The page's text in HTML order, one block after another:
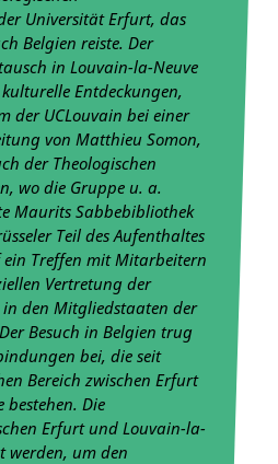
Universität Erfurt, das
Belgien reiste. Der
in Louvain-la-Neuve
Entdeckungen,
der UCLouvain bei einer
von Matthieu Somon,
der Theologischen
wo die Gruppe u. a.
Maurits Sabbebibliothek
Teil des Aufenthaltes
Treffen mit Mitarbeitern
Vertretung der
den Mitgliedstaaten der
Besuch in Belgien trug
bei, die seit
Bereich zwischen Erfurt
Die
Erfurt und Louvain-la-
werden, um den